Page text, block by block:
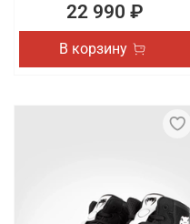
22 990 ₽
В корзину